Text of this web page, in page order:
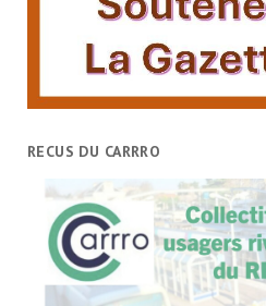
RECUS DU CARRRO